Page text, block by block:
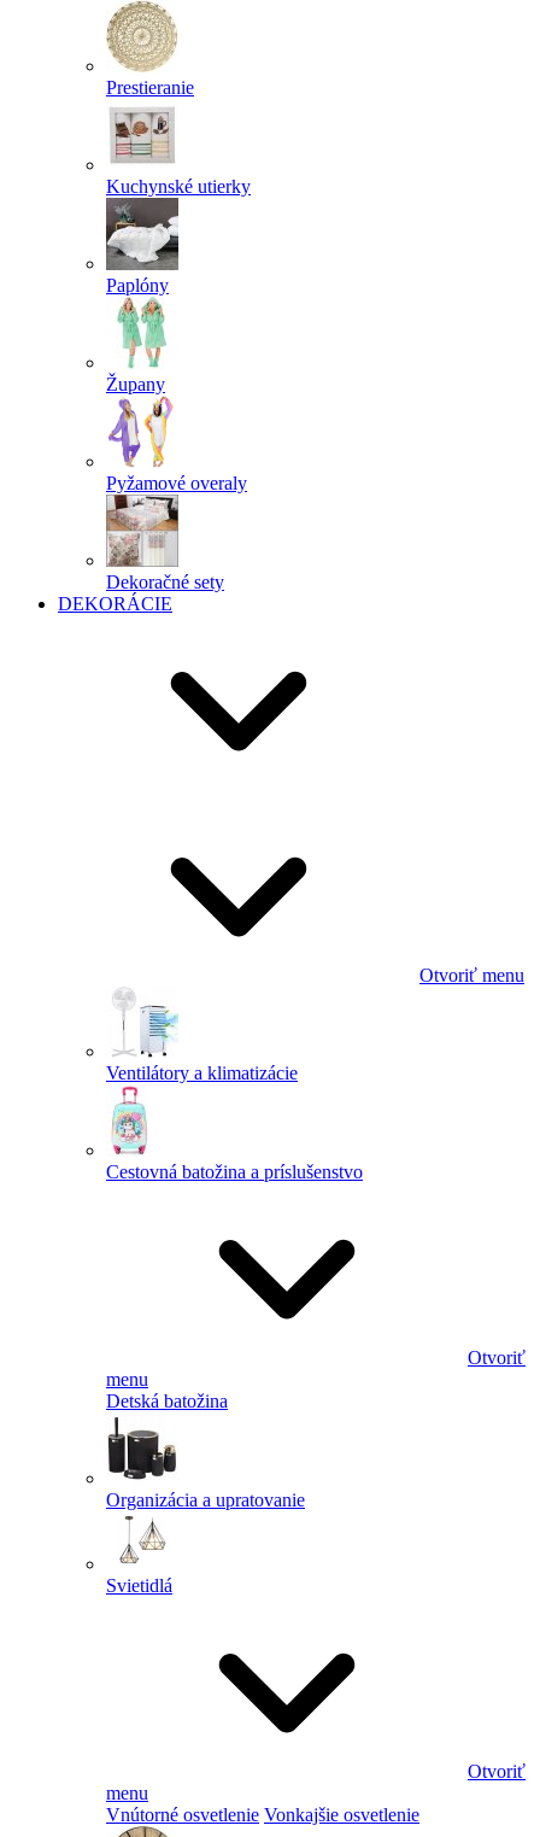
Prestieranie
Kuchynské utierky
Paplóny
Župany
Pyžamové overaly
Dekoračné sety
DEKORÁCIE
Otvoriť menu
Ventilátory a klimatizácie
Cestovná batožina a príslušenstvo
Otvoriť
menu
Detská batožina
Organizácia a upratovanie
Svietidlá
Otvoriť
menu
Vnútorné osvetlenie Vonkajšie osvetlenie